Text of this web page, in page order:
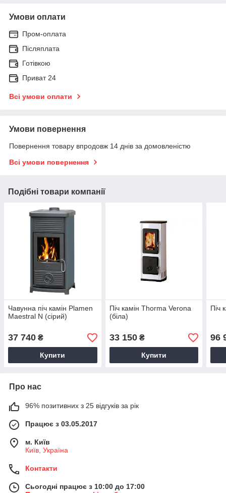
Умови оплати
Пром-оплата
Післяплата
Готівкою
Приват 24
Всі умови оплати
Умови повернення
Повернення товару впродовж 14 днів за домовленістю
Всі умови повернення
Подібні товари компанії
Чавунна піч камін Plamen
Maestral N (сірий)
37 740 ₴
Купити
Піч камін Thorma Verona
(біла)
33 150₴
Купити
Піч
96
Про нас
96% позитивних з 25 відгуків за рік
Працює з 03.05.2017
м. Київ
Київ, Україна
Контакти
Сьогодні працює з 10:00 до 17:00